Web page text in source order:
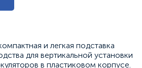
и легкая подставка
для вертикальной установки
в пластиковом корпусе.